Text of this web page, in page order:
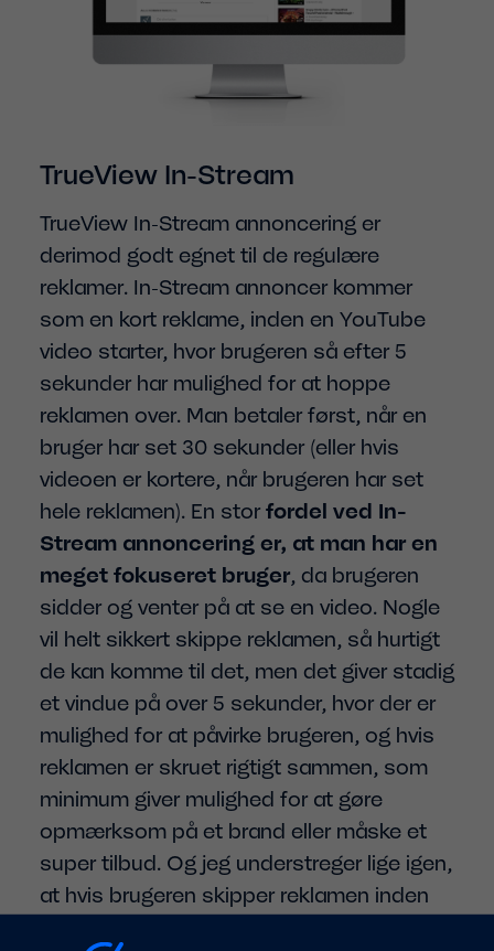
TrueView In-Stream
TrueView In-Stream annoncering er
derimod godt egnet til de regulære
reklamer. In-Stream annoncer kommer
som en kort reklame, inden en YouTube
video starter, hvor brugeren så efter 5
sekunder har mulighed for at hoppe
reklamen over. Man betaler først, når en
bruger har set 30 sekunder (eller hvis
videoen er kortere, når brugeren har set
hele reklamen). En storfordel ved In-
Stream annoncering er, at man har en
meget fokuseret bruger, da brugeren
sidder og venter på at se en video. Nogle
vil helt sikkert skippe reklamen, så hurtigt
de kan komme til det, men det giver stadig
et vindue på over 5 sekunder, hvor der er
mulighed for at påvirke brugeren, og hvis
reklamen er skruet rigtigt sammen, som
minimum giver mulighed for at gøre
opmærksom på et brand eller måske et
super tilbud. Og jeg understreger lige igen,
at hvis brugeren skipper reklamen inden